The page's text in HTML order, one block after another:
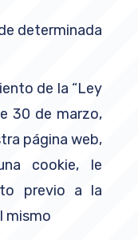
determinada
de la “Ley
30 de marzo,
página web,
cookie, le
previo a la
mismo